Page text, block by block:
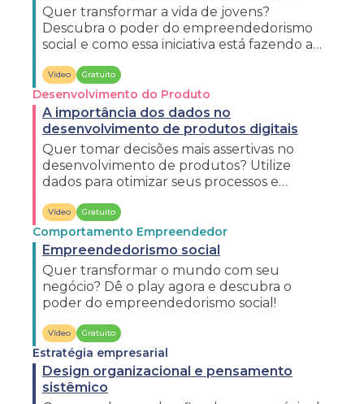
Quer transformar a vida de jovens?
Descubra o poder do empreendedorismo
social e como essa iniciativa está fazendo a
Vídeo Gratuito
Desenvolvimento do Produto
A importância dos dados no
desenvolvimento de produtos digitais
Quer tomar decisões mais assertivas no
desenvolvimento de produtos? Utilize
dados para otimizar seus processos e
mais!
Vídeo Gratuito
Comportamento Empreendedor
Empreendedorismo social
Quer transformar o mundo com seu
negócio? Dê o play agora e descubra o
poder do empreendedorismo social!
Vídeo Gratuito
Estratégia empresarial
Design organizacional e pensamento
sistêmico